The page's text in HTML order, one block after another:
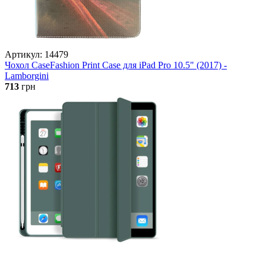
Артикул: 14479
Чохол CaseFashion Print Case для iPad Pro 10.5" (2017) -
Lamborgini
713 грн